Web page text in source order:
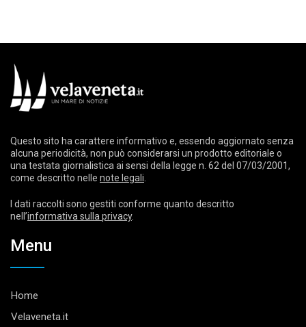
Questo sito ha carattere informativo e, essendo aggiornato senza
alcuna periodicità, non può considerarsi un prodotto editoriale o
una testata giornalistica ai sensi della legge n. 62 del 07/03/2001,
come descritto nelle note legali
I dati raccolti sono gestiti conforme quanto descritto
nell’informativa sulla privacy.
Menu
Home
Velaveneta.it